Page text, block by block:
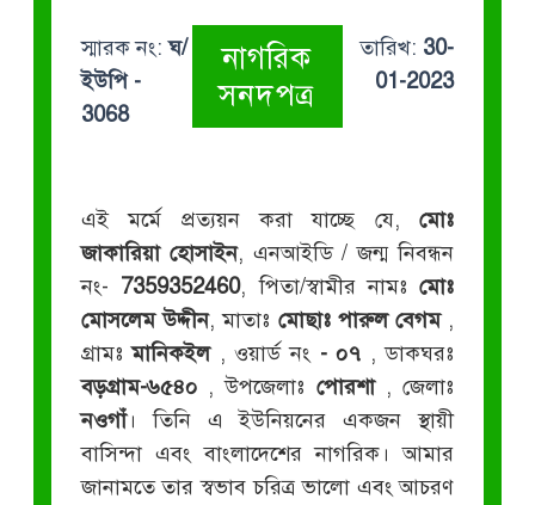
স্মারক নং:ঘ/
ইউপি -
3068
নাগরিক
সনদপত্র
তারিখ: 30-
01-2023
এই মর্মে প্রত্যয়ন করা যাচ্ছে যে,মোঃ
জাকারিয়া হোসাইন, এনআইডি / জন্ম নিবন্ধন
নং- 7359352460, পিতা/স্বামীর নামঃমোঃ
মোসলেম উদ্দীন, মাতাঃ মোছাঃ পারুল বেগম ,
গ্রামঃমানিকইল , ওয়ার্ড নং - ০৭ , ডাকঘরঃ
বড়গ্রাম-৬৫৪০ , উপজেলাঃ পোরশা , জেলাঃ
নওগাঁ। তিনি এ ইউনিয়নের একজন স্থায়ী
বাসিন্দা এবং বাংলাদেশের নাগরিক। আমার
জানামতে তার স্বভাব চরিত্র ভালো এবং আচরণ